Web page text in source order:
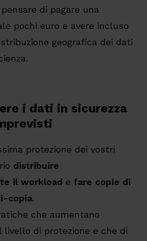
di pagare una
pochi euro e avere incluso
geografica dei dati
i dati in sicurezza
protezione dei vostri
distribuire
il workload e fare copie di
copia.
che aumentano
livello di protezione e che di